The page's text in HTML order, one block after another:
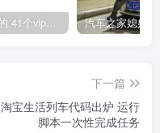
网上分享的 41个vip解析接口 有需要的拿去~ 免费看全网VIP会员视频
下一篇
淘宝生活列车代码出炉 运行
脚本一次性完成任务